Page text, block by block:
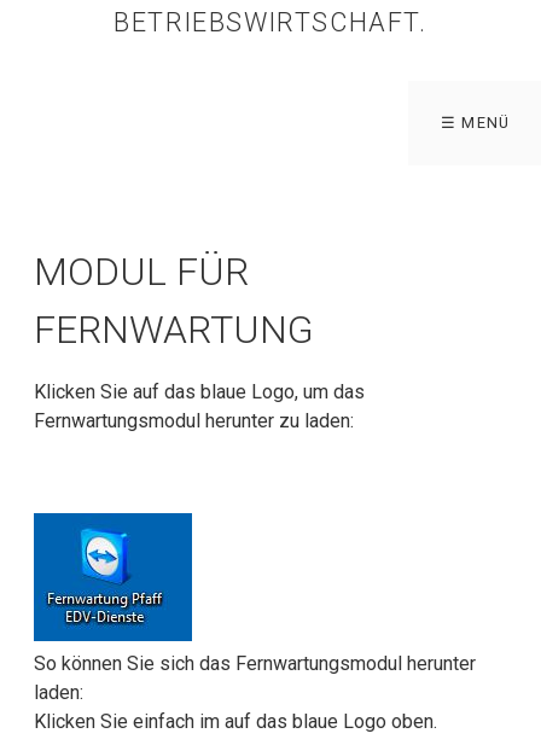
BETRIEBSWIRTSCHAFT.
☰ MENÜ
MODUL FÜR
FERNWARTUNG
Klicken Sie auf das blaue Logo, um das
Fernwartungsmodul herunter zu laden:
So können Sie sich das Fernwartungsmodul herunter
laden:
Klicken Sie einfach im auf das blaue Logo oben.